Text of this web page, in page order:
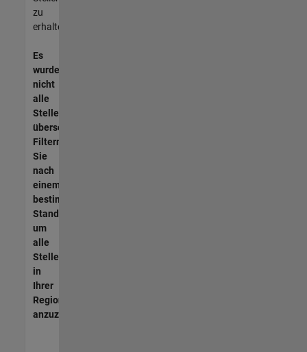
zu
erhalten.
Es
wurden
nicht
alle
Stellen
übersetzt.
Filtern
Sie
nach
einem
bestimmten
Standort,
um
alle
Stellenangebote
in
Ihrer
Region
anzuzeigen.